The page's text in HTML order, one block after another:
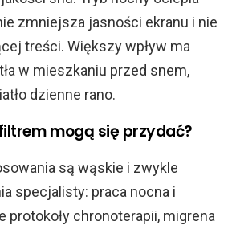
zmniejsza jasności ekranu i nie
treści. Większy wpływ ma
w mieszkaniu przed snem,
dzienne rano.
mogą się przydać?
są wąskie i zwykle
specjalisty: praca nocna i
protokoły chronoterapii, migrena